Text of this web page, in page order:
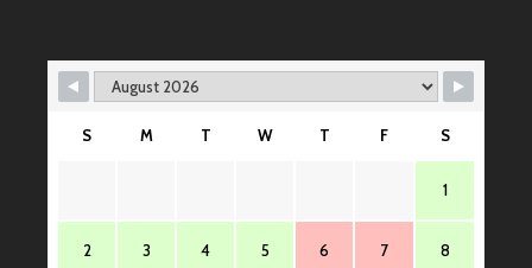
シ
ョ
S M T W T F S
1
2 3 4 5 6 7 8